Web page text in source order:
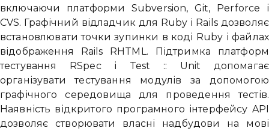
включаючи платформи Subversion, Git, Perforce і
CVS. Графічний відладчик для Ruby і Rails дозволяє
встановлювати точки зупинки в коді Ruby і файлах
відображення Rails RHTML. Підтримка платформ
тестування RSpec і Test :: Unit допомагає
організувати тестування модулів за допомогою
графічного середовища для проведення тестів.
Наявність відкритого програмного інтерфейсу API
дозволяє створювати власні надбудови на мові
Привіт 👋, чим тобі допомогти?